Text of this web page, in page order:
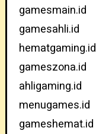
gamesmain.id
gamesahli.id
hematgaming.id
gameszona.id
ahligaming.id
menugames.id
gameshemat.id